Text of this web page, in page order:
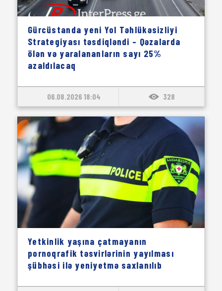
Gürcüstanda yeni Yol Təhlükəsizliyi
Strategiyası təsdiqləndi – Qəzalarda
ölən və yaralananların sayı 25%
azaldılacaq
06.08.2026 18:04 328
Yetkinlik yaşına çatmayanın
pornoqrafik təsvirlərinin yayılması
şübhəsi ilə yeniyetmə saxlanılıb